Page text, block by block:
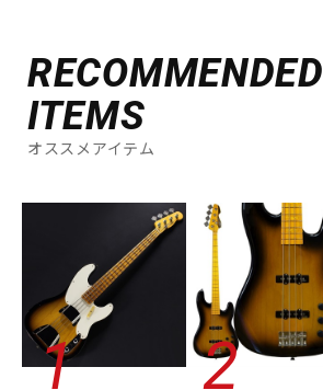
RECOMMENDED
ITEMS
オススメアイテム